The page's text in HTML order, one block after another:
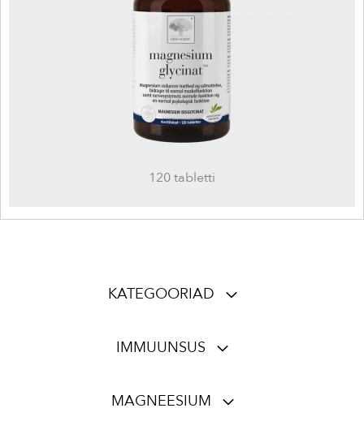
120 tabletti
KATEGOORIAD
IMMUUNSUS
MAGNEESIUM